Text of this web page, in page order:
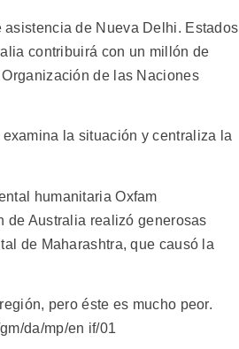
de Nueva Delhi. Estados
contribuirá con un millón de
de las Naciones
la situación y centraliza la
humanitaria Oxfam
de Australia realizó generosas
de Maharashtra, que causó la
pero éste es mucho peor.
da/mp/en if/01